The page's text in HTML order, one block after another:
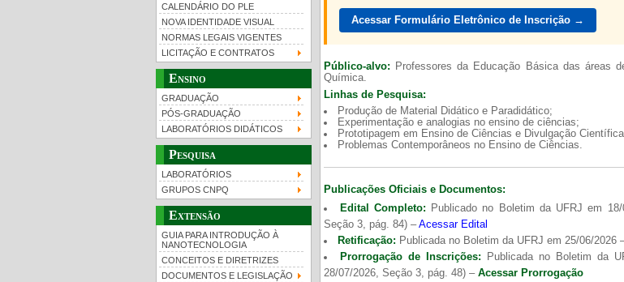
CALENDÁRIO DO PLE
NOVA IDENTIDADE VISUAL
NORMAS LEGAIS VIGENTES
LICITAÇÃO E CONTRATOS
Ensino
GRADUAÇÃO
PÓS-GRADUAÇÃO
LABORATÓRIOS DIDÁTICOS
Pesquisa
LABORATÓRIOS
GRUPOS CNPQ
Extensão
GUIA PARA INTRODUÇÃO À
NANOTECNOLOGIA
CONCEITOS E DIRETRIZES
DOCUMENTOS E LEGISLAÇÃO
Acessar Formulário Eletrônico de Inscrição →
Público-alvo: Professores da Educação Básica das áreas
Química.
Linhas de Pesquisa:
Produção de Material Didático e Paradidático;
Experimentação e analogias no ensino de ciências;
Prototipagem em Ensino de Ciências e Divulgação
Problemas Contemporâneos no Ensino de Ciências.
Publicações Oficiais e Documentos:
Edital Completo: Publicado no Boletim da UFRJ em 18/
Seção 3, pág. 84) –Acessar Edital
Retificação: Publicada no Boletim da UFRJ em 25/06/2026
Prorrogação de Inscrições: Publicada no Boletim da
28/07/2026, Seção 3, pág. 48) – Acessar Prorrogação